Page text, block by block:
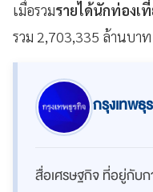
เมื่อรวมรายได้นักท่องเ
รวม 2,703,335 ล้านบา
กรุงเทพธุ
สื่อเศรษฐกิจ ที่อยู่กับก